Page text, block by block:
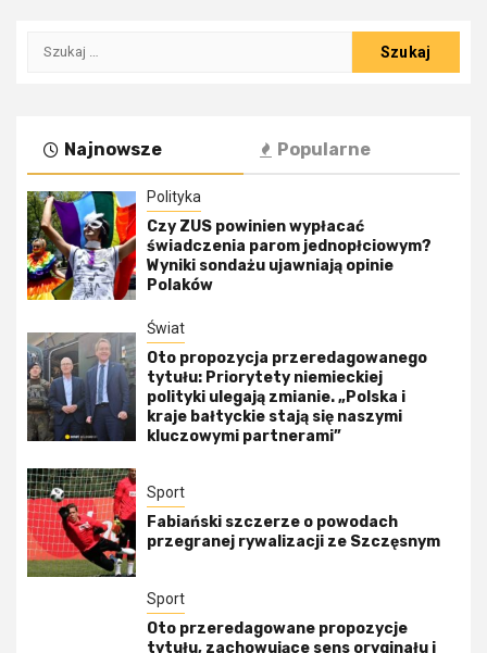
Szukaj:
Najnowsze Popularne
Polityka
Czy ZUS powinien wypłacać
świadczenia parom jednopłciowym?
Wyniki sondażu ujawniają opinie
Polaków
Świat
Oto propozycja przeredagowanego
tytułu: Priorytety niemieckiej
polityki ulegają zmianie. „Polska i
kraje bałtyckie stają się naszymi
kluczowymi partnerami”
Sport
Fabiański szczerze o powodach
przegranej rywalizacji ze Szczęsnym
Sport
Oto przeredagowane propozycje
tytułu, zachowujące sens oryginału i